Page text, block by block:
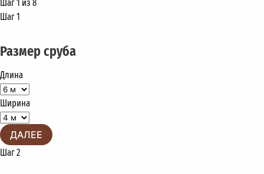
Шаг 1
Размер сруба
Длина
Ширина
ДАЛЕЕ
Шаг 2